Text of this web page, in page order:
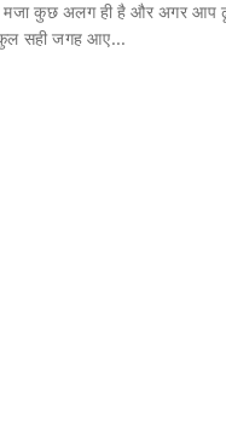
मजा कुछ अलग ही है और अगर
सही जगह आए…